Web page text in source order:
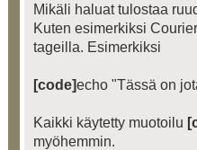
Mikäli haluat tulostaa
Kuten esimerkiksi
tageilla. Esimerkiksi
[code]echo "Tässä on
Kaikki käytetty muotoilu
myöhemmin.